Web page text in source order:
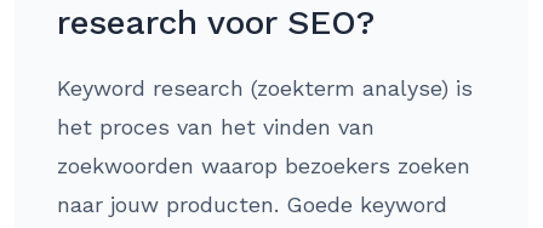
research voor SEO?
Keyword research (zoekterm analyse) is
het proces van het vinden van
zoekwoorden waarop bezoekers zoeken
naar jouw producten. Goede keyword